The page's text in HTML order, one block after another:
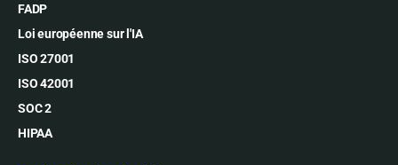
FADP
Loi européenne sur l'IA
ISO 27001
ISO 42001
SOC 2
HIPAA